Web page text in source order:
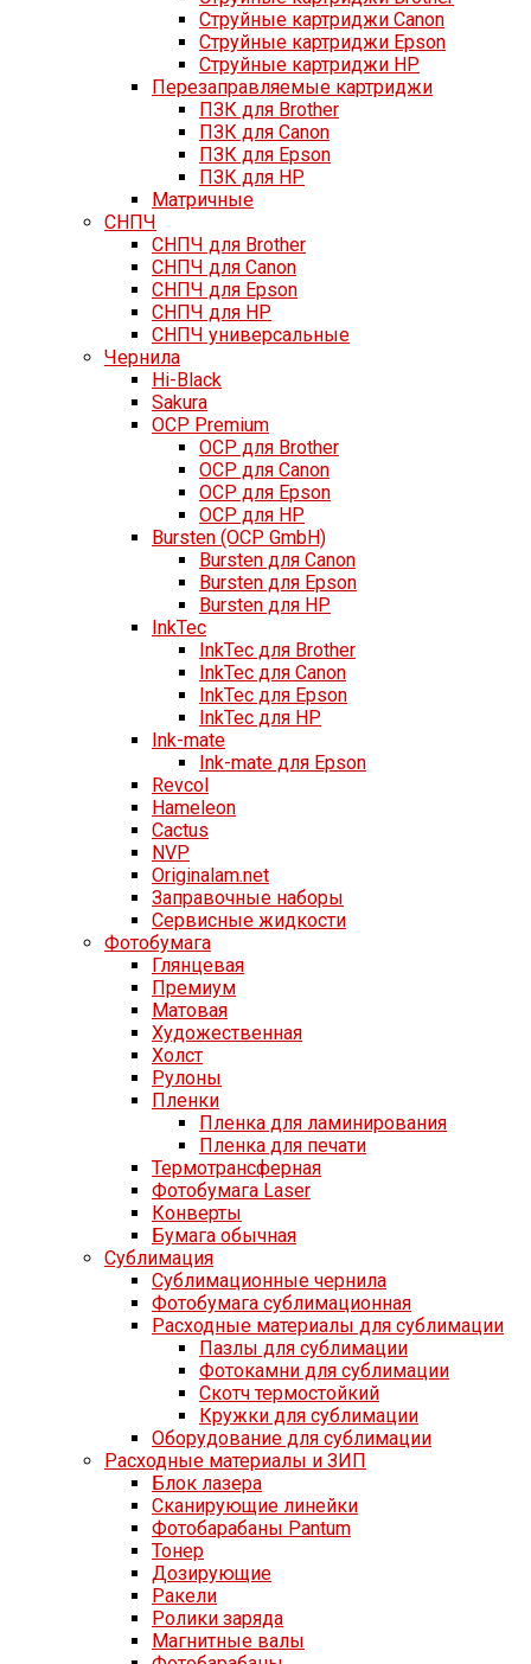
Струйные картриджи Canon
Струйные картриджи Epson
Струйные картриджи HP
Перезаправляемые картриджи
ПЗК для Brother
ПЗК для Canon
ПЗК для Epson
ПЗК для HP
Матричные
СНПЧ
СНПЧ для Brother
СНПЧ для Canon
СНПЧ для Epson
СНПЧ для HP
СНПЧ универсальные
Чернила
Hi-Black
Sakura
OCP Premium
OCP для Brother
OCP для Canon
OCP для Epson
OCP для HP
Bursten (OCP GmbH)
Bursten для Canon
Bursten для Epson
Bursten для HP
InkTec
InkTec для Brother
InkTec для Canon
InkTec для Epson
InkTec для HP
Ink-mate
Ink-mate для Epson
Revcol
Hameleon
Cactus
NVP
Originalam.net
Заправочные наборы
Сервисные жидкости
Фотобумага
Глянцевая
Премиум
Матовая
Художественная
Холст
Рулоны
Пленки
Пленка для ламинирования
Пленка для печати
Термотрансферная
Фотобумага Laser
Конверты
Бумага обычная
Сублимация
Сублимационные чернила
Фотобумага сублимационная
Расходные материалы для сублимации
Пазлы для сублимации
Фотокамни для сублимации
Скотч термостойкий
Кружки для сублимации
Оборудование для сублимации
Расходные материалы и ЗИП
Блок лазера
Сканирующие линейки
Фотобарабаны Pantum
Тонер
Дозирующие
Ракели
Ролики заряда
Магнитные валы